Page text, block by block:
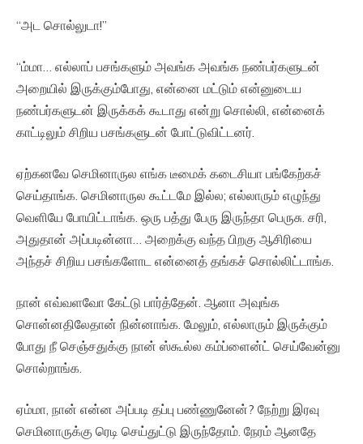
“அட சொல்லுடா!”
“ம்மா… எல்லாப் பசங்களும் அவங்க அவங்க நண்பர்களுடன்
அறையில் இருக்கும்போது, என்னை மட்டும் என்னுடைய
நண்பர்களுடன் இருக்கக் கூடாது என்று சொல்லி, என்னைக்
காட்டிலும் சிறிய பசங்களுடன் போட்டுவிட்டனர்.
ஏற்கனவே செமினாருல எங்க டீமைக் கடைசியா பங்கேற்கச்
செய்தாங்க. செமினாருல கூட்டமே இல்ல; எல்லாரும் எழுந்து
வெளியே போயிட்டாங்க. ஒரு பத்து பேரு இருந்தா பெருசு. சரி,
அதுதான் அப்படின்னா… அறைக்கு வந்த பிறகு ஆசிரியை
அந்தச் சிறிய பசங்களோட என்னைத் தங்கச் சொல்லிட்டாங்க.
நான் எவ்வளவோ கேட்டு பார்த்தேன். ஆனா அவுங்க
சொன்னதிலேதான் நின்னாங்க. மேலும், எல்லாரும் இருக்கும்
போது நீ செஞ்சதுக்கு நான் ஸ்கூல்ல கம்ப்ளைன்ட் செய்வேன்னு
சொல்றாங்க.
ஏம்மா, நான் என்ன அப்படி தப்பு பண்ணுனேன்? நேற்று இரவு
செமினாருக்கு ரெடி செய்துட்டு இருந்தோம். நேரம் ஆனதே